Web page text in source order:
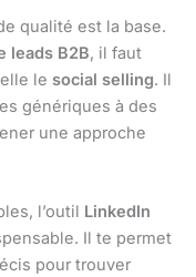
qualité est la base.
leads B2B, il faut
le social selling. Il
génériques à des
une approche
l’outil LinkedIn
Il te permet
pour trouver